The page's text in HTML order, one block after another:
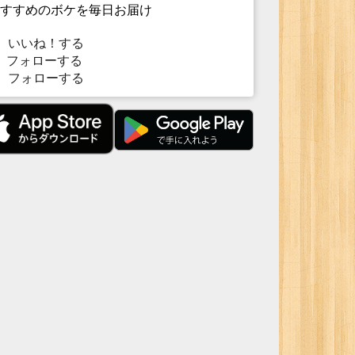
すめのボケを毎日お届け
いいね！する
ォローする
フォローする